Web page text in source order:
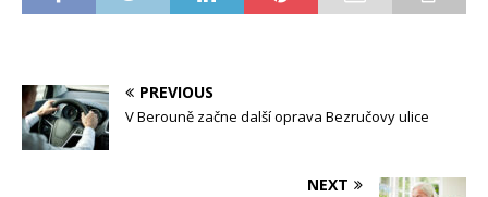
PREVIOUS
V Berouně začne další oprava Bezručovy ulice
NEXT